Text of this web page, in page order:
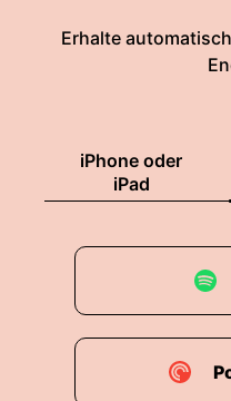
Erhalte
iPhone oder
iPad